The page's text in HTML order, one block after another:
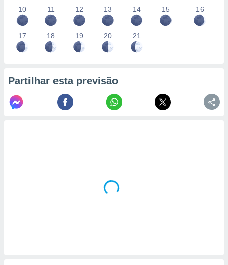
10 11 12 13 14 15 16
17 18 19 20 21
Partilhar esta previsão